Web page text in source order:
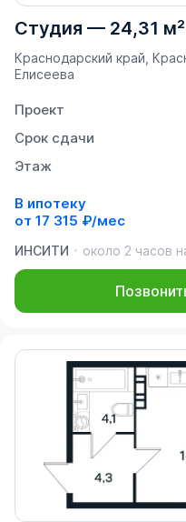
Студия — 24,31 м²
Краснодарский край,
Елисеева
Проект
Срок сдачи
Этаж
В ипотеку
от 17 315 ₽/мес
ИНСИТИ
около 2 часов